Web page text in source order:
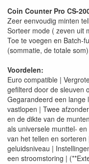
Coin Counter Pro CS-
Zeer eenvoudig minten
Sorteer mode ( zeven uit
Toe te voegen en Batch-
(sommatie, de totale
Voordelen:
Euro compatible |
gefilterd door de sleuven
Gegarandeerd een lange
vastlopen | Twee
en de dikte van de
als universele munttel-
van het tellen en
geluidsniveau |
een stroomstoring |